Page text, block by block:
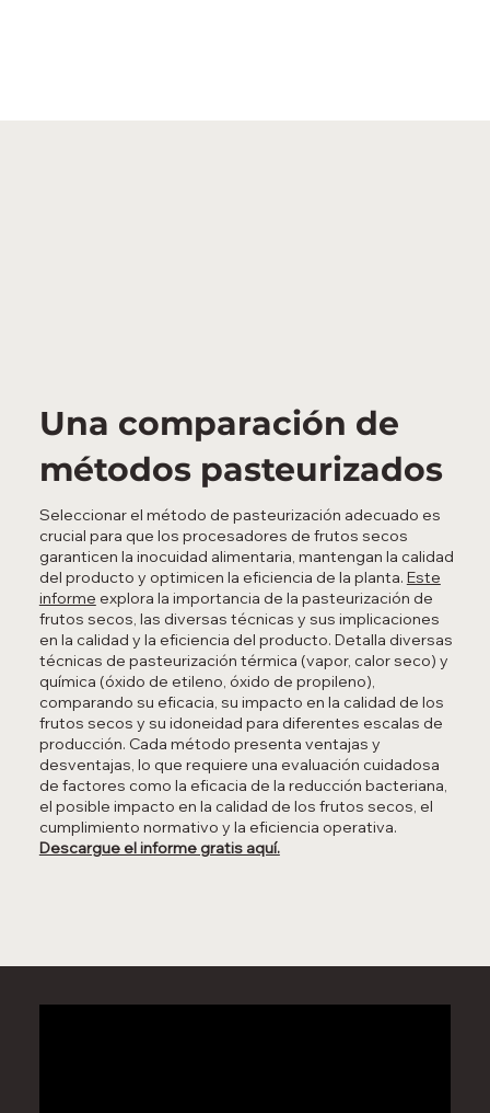
Una comparación de
métodos pasteurizados
Seleccionar el método de pasteurización adecuado es
crucial para que los procesadores de frutos secos
garanticen la inocuidad alimentaria, mantengan la calidad
del producto y optimicen la eficiencia de la planta. Este
informe explora la importancia de la pasteurización de
frutos secos, las diversas técnicas y sus implicaciones
en la calidad y la eficiencia del producto. Detalla diversas
técnicas de pasteurización térmica (vapor, calor seco) y
química (óxido de etileno, óxido de propileno),
comparando su eficacia, su impacto en la calidad de los
frutos secos y su idoneidad para diferentes escalas de
producción. Cada método presenta ventajas y
desventajas, lo que requiere una evaluación cuidadosa
de factores como la eficacia de la reducción bacteriana,
el posible impacto en la calidad de los frutos secos, el
cumplimiento normativo y la eficiencia operativa.
Descargue el informe gratis aquí.